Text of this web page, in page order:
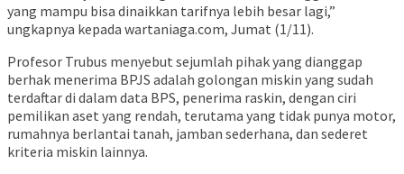
yang mampu bisa dinaikkan tarifnya lebih besar lagi,”
ungkapnya kepada wartaniaga.com, Jumat (1/11).
Profesor Trubus menyebut sejumlah pihak yang dianggap
berhak menerima BPJS adalah golongan miskin yang sudah
terdaftar di dalam data BPS, penerima raskin, dengan ciri
pemilikan aset yang rendah, terutama yang tidak punya motor,
rumahnya berlantai tanah, jamban sederhana, dan sederet
kriteria miskin lainnya.